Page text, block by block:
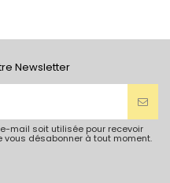
Newsletter
mail soit utilisée pour recevoir
vous désabonner à tout moment.